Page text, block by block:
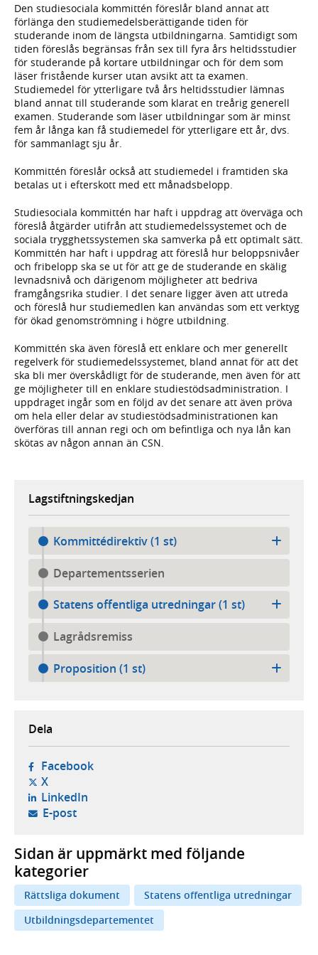
Den studiesociala kommittén föreslår bland annat att
förlänga den studiemedelsberättigande tiden för
studerande inom de längsta utbildningarna. Samtidigt som
tiden föreslås begränsas från sex till fyra års heltidsstudier
för studerande på kortare utbildningar och för dem som
läser fristående kurser utan avsikt att ta examen.
Studiemedel för ytterligare två års heltidsstudier lämnas
bland annat till studerande som klarat en treårig generell
examen. Studerande som läser utbildningar som är minst
fem år långa kan få studiemedel för ytterligare ett år, dvs.
för sammanlagt sju år.
Kommittén föreslår också att studiemedel i framtiden ska
betalas ut i efterskott med ett månadsbelopp.
Studiesociala kommittén har haft i uppdrag att överväga och
föreslå åtgärder utifrån att studiemedelssystemet och de
sociala trygghetssystemen ska samverka på ett optimalt sätt.
Kommittén har haft i uppdrag att föreslå hur beloppsnivåer
och fribelopp ska se ut för att ge de studerande en skälig
levnadsnivå och därigenom möjligheter att bedriva
framgångsrika studier. I det senare ligger även att utreda
och föreslå hur studiemedlen kan användas som ett verktyg
för ökad genomströmning i högre utbildning.
Kommittén ska även föreslå ett enklare och mer generellt
regelverk för studiemedelssystemet, bland annat för att det
ska bli mer överskådligt för de studerande, men även för att
ge möjligheter till en enklare studiestödsadministration. I
uppdraget ingår som en följd av det senare att även pröva
om hela eller delar av studiestödsadministrationen kan
överföras till annan regi och om befintliga och nya lån kan
skötas av någon annan än CSN.
Lagstiftningskedjan
Kommittédirektiv (1 st)
Departementsserien
Statens offentliga utredningar (1 st)
Lagrådsremiss
Proposition (1 st)
Dela
Facebook- öppnas i ny flik, extern webbplats,
X- öppnas i ny flik, extern webbplats,
LinkedIn- öppnas i ny flik, extern webbplats,
E-post- öppnar din e-postklient,
Sidan är uppmärkt med följande
kategorier
Rättsliga dokument
Statens offentliga utredningar
Utbildningsdepartementet